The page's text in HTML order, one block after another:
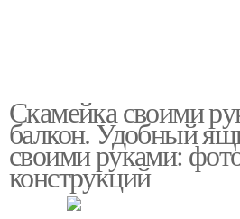
Скамейка своими
балкон. Удобный
своими руками:
конструкций